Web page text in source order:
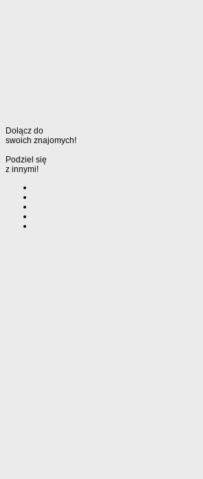
Dołącz do
swoich znajomych!
Podziel się
z innymi!